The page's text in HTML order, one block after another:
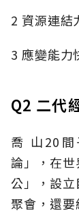
2 資源連結
3 應變能力
Q2 二代
喬 山20
論」，在
公」，設
聚會，還